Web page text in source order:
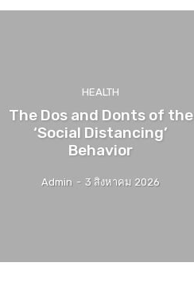
HEALTH
The Dos and Donts of the
‘Social Distancing’
Behavior
Admin - 3 สิงหาคม 2026